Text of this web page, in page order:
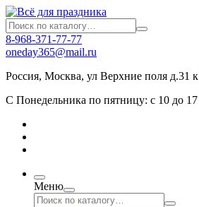
8-968-371-77-77
oneday365@mail.ru
Россия, Москва, ул Верхние поля д.31
С Понедельника по пятницу: с 10 до 17
Меню